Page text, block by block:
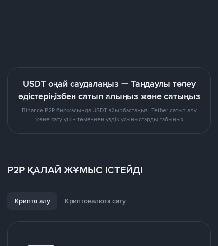
USDT оңай саудалаңыз — Таңдаулы төлеу
әдістеріңізбен сатып алыңыз және сатыңыз
Binance P2P биржасында USDT айырбастаңыз. Tether сатып алу
және сату үшін төменнен үздік ұсыныстарды табыңыз
P2P ҚАЛАЙ ЖҰМЫС ІСТЕЙДІ
Крипто алу Криптовалюта сату